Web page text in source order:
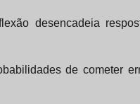
desencadeia
de cometer